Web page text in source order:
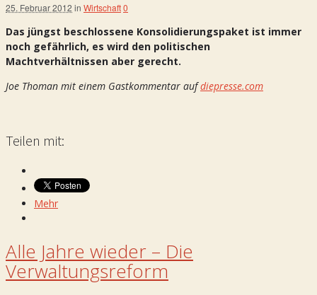
25. Februar 2012 in Wirtschaft0
Das jüngst beschlossene Konsolidierungspaket ist immer
noch gefährlich, es wird den politischen
Machtverhältnissen aber gerecht.
Joe Thoman mit einem Gastkommentar aufdiepresse.com
Teilen mit:
Mehr
Alle Jahre wieder – Die
Verwaltungsreform